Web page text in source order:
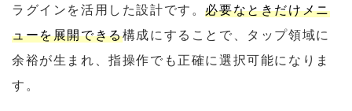
ラグインを活用した設計です。必要なときだけメニ
ューを展開できる構成にすることで、タップ領域に
余裕が生まれ、指操作でも正確に選択可能になりま
す。